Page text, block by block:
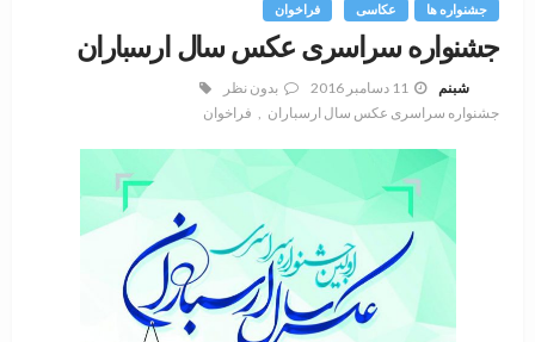
جشنواره ها عکاسی فراخوان
جشنواره سراسری عکس سال ارسباران
شبنم 11 دسامبر 2016
بدون نظر
جشنواره سراسری عکس سال ارسباران
فراخوان